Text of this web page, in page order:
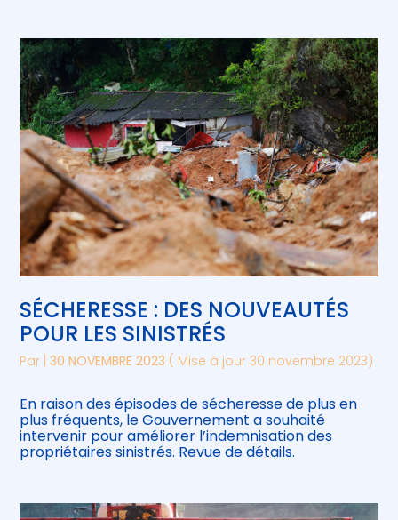
SÉCHERESSE : DES NOUVEAUTÉS
POUR LES SINISTRÉS
Par |30 NOVEMBRE 2023 ( Mise à jour 30 novembre 2023)
En raison des épisodes de sécheresse de plus en
plus fréquents, le Gouvernement a souhaité
intervenir pour améliorer l’indemnisation des
propriétaires sinistrés. Revue de détails.